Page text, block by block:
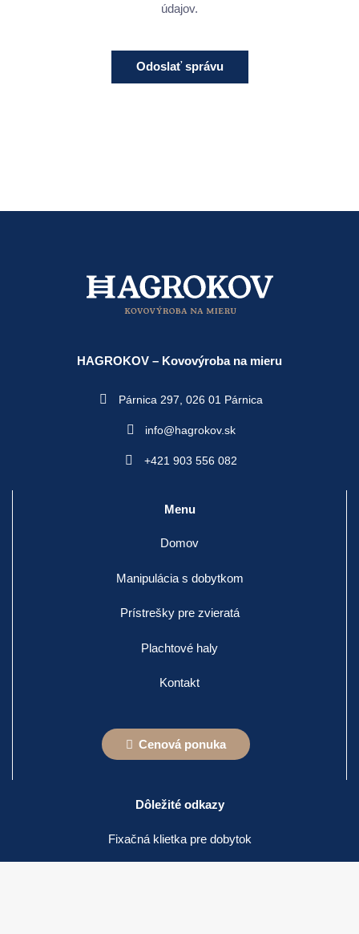
údajov.
HAGROKOV – Kovovýroba na mieru
Párnica 297, 026 01 Párnica
info@hagrokov.sk
+421 903 556 082
Menu
Domov
Manipulácia s dobytkom
Prístrešky pre zvieratá
Plachtové haly
Kontakt
Cenová ponuka
Dôležité odkazy
Fixačná klietka pre dobytok